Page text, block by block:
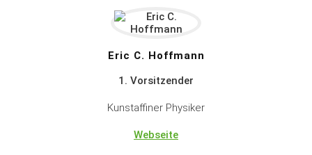
Eric C. Hoffmann
1. Vorsitzender
Kunstaffiner Physiker
Webseite